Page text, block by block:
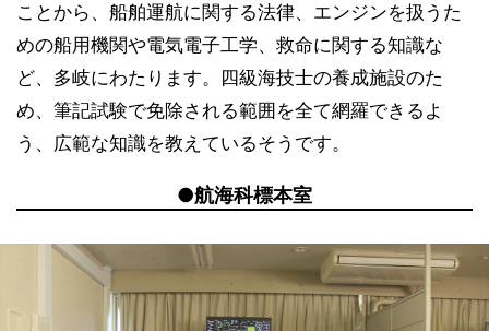
ことから、船舶運航に関する法律、エンジンを扱うた
めの船用機関や電気電子工学、救命に関する知識な
ど、多岐にわたります。四級海技士の養成施設のた
め、筆記試験で免除される範囲を全て網羅できるよ
う、広範な知識を教えているそうです。
●航海科標本室